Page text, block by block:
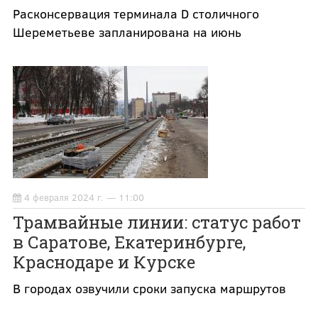
Расконсервация терминала D столичного
Шереметьеве запланирована на июнь
4 февраля 2024 г. — 11:00
Трамвайные линии: статус работ
в Саратове, Екатеринбурге,
Краснодаре и Курске
В городах озвучили сроки запуска маршрутов